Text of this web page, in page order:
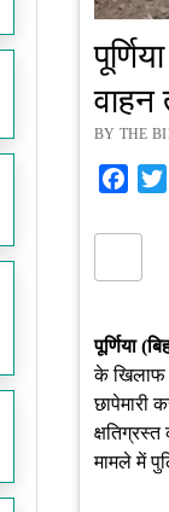
वाहन
BY THE
पूर्णिया
के खिलाफ
छापेमारी
मामले में